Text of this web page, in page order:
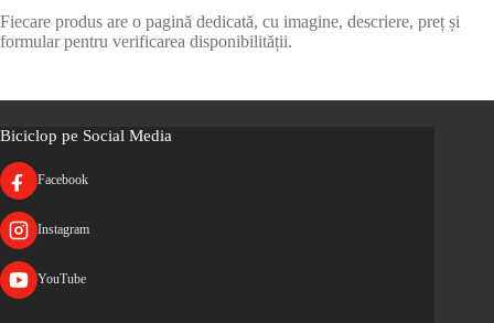
Fiecare produs are o pagină dedicată, cu imagine, descriere, preț și
formular pentru verificarea disponibilității.
Biciclop pe Social Media
Facebook
Instagram
YouTube